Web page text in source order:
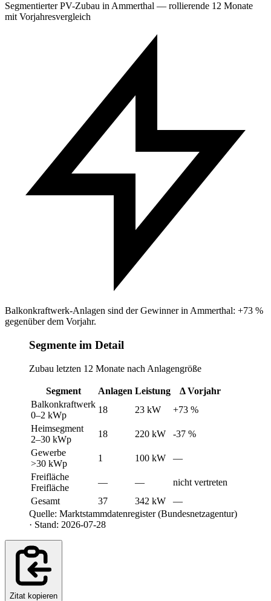
Segmentierter PV-Zubau in Ammerthal — rollierende 12 Monate
mit Vorjahresvergleich
Balkonkraftwerk-Anlagen sind der Gewinner in Ammerthal: +73 %
gegenüber dem Vorjahr.
Segmente im Detail
Zubau letzten 12 Monate nach Anlagengröße
Segment Anlagen Leistung
Δ Vorjahr
Balkonkraftwerk
0–2 kWp
18 23 kW
+73 %
Heimsegment
2–30 kWp
18 220 kW
-37 %
Gewerbe
>30 kWp
1 100 kW
—
Freifläche
Freifläche
— —
nicht vertreten
Gesamt
37 342 kW
—
Quelle: Marktstammdatenregister (Bundesnetzagentur)
· Stand: 2026-07-28
Zitat kopieren